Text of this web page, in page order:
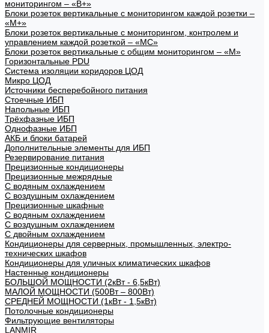
мониторингом – «В+»
Блоки розеток вертикальные с мониторингом каждой розетки –
«М+»
Блоки розеток вертикальные с мониторингом, контролем и
управлением каждой розеткой – «МС»
Блоки розеток вертикальные с общим мониторингом – «М»
Горизонтальные PDU
Система изоляции коридоров ЦОД
Микро ЦОД
Источники бесперебойного питания
Стоечные ИБП
Напольные ИБП
Трёхфазные ИБП
Однофазные ИБП
АКБ и блоки батарей
Дополнительные элементы для ИБП
Резервирование питания
Прецизионные кондиционеры
Прецизионные межрядные
С водяным охлаждением
С воздушным охлаждением
Прецизионные шкафные
С водяным охлаждением
С воздушным охлаждением
С двойным охлаждением
Кондиционеры для серверных, промышленных, электро-
технических шкафов
Кондиционеры для уличных климатических шкафов
Настенные кондиционеры
БОЛЬШОЙ МОЩНОСТИ (2кВт - 6,5кВт)
МАЛОЙ МОЩНОСТИ (500Вт – 800Вт)
СРЕДНЕЙ МОЩНОСТИ (1кВт - 1,5кВт)
Потолочные кондиционеры
Фильтрующие вентиляторы
LANMIR